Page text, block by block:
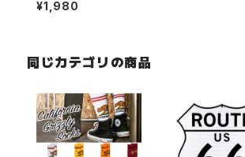
¥1,980
同じカテゴリの商品